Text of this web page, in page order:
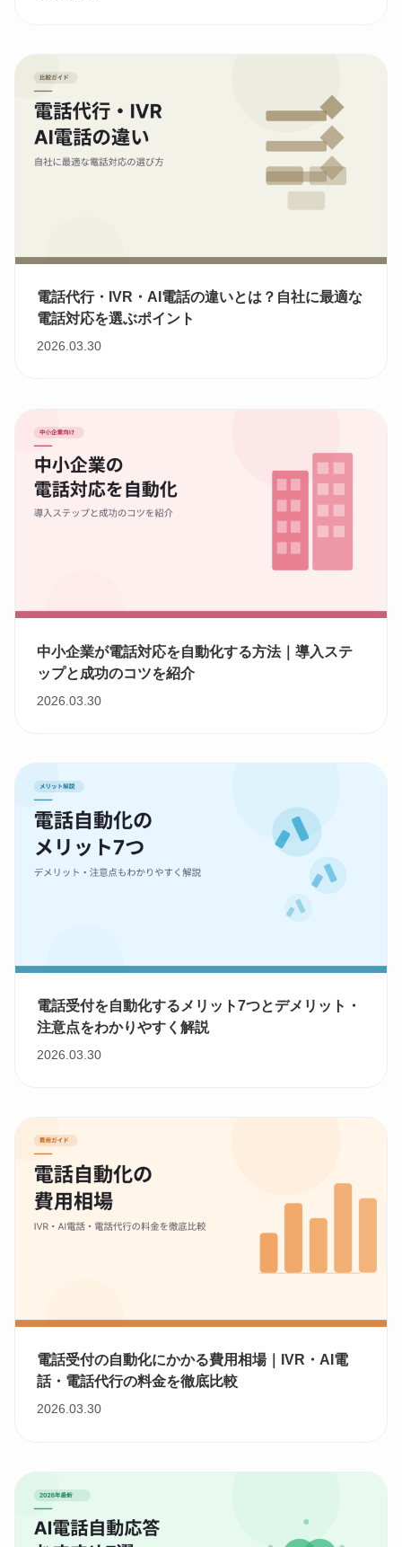
電話代行・IVR・AI電話の違いとは？自社に最適な
電話対応を選ぶポイント
2026.03.30
中小企業が電話対応を自動化する方法｜導入ステ
ップと成功のコツを紹介
2026.03.30
電話受付を自動化するメリット7つとデメリット・
注意点をわかりやすく解説
2026.03.30
電話受付の自動化にかかる費用相場｜IVR・AI電
話・電話代行の料金を徹底比較
2026.03.30